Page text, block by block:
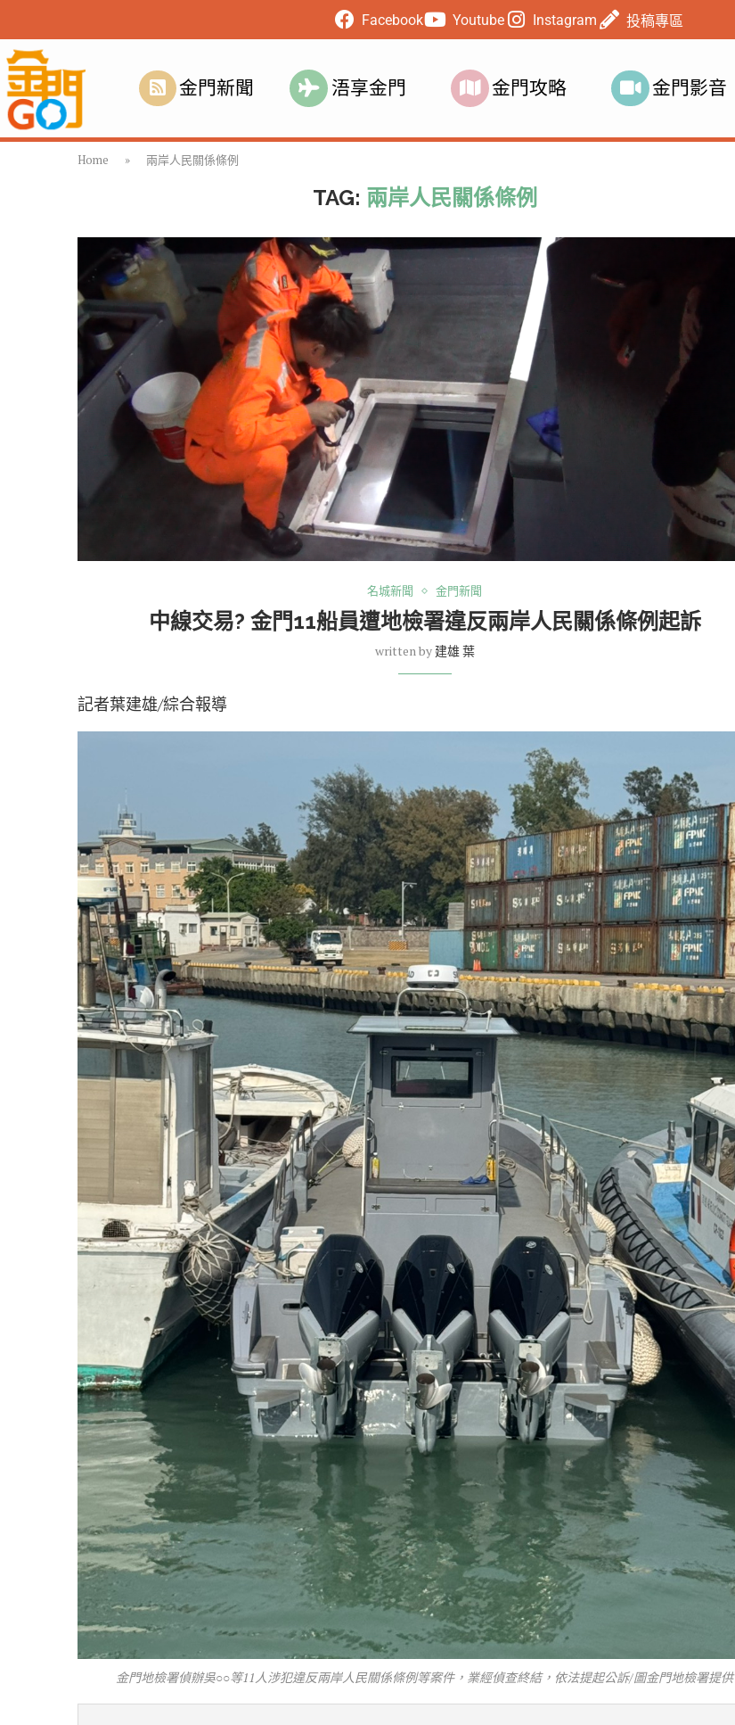
Facebook Youtube Instagram 投稿專區
金門新聞 浯享金門 金門攻略 金門影音
Home » 兩岸人民關係條例
TAG: 兩岸人民關係條例
名城新聞 金門新聞
中線交易? 金門11船員遭地檢署違反兩岸人民關係條例起訴
written by 建雄 葉
記者葉建雄/綜合報導
金門地檢署偵辦吳○○等11人涉犯違反兩岸人民關係條例等案件，業經偵查終結，依法提起公訴/圖金門地檢署提供